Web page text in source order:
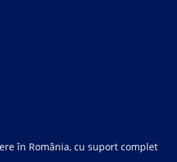
în România, cu suport complet